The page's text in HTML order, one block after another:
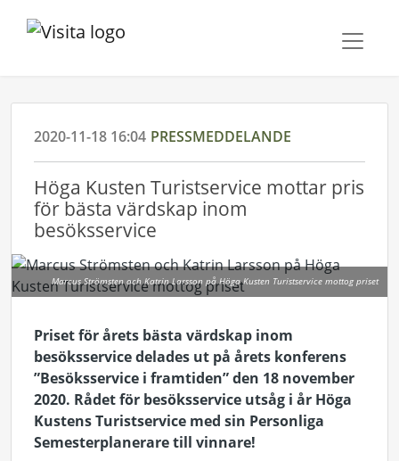
2020-11-18 16:04 PRESSMEDDELANDE
Höga Kusten Turistservice mottar pris
för bästa värdskap inom
besöksservice
Marcus Strömsten och Katrin Larsson på Höga Kusten Turistservice mottog priset
Priset för årets bästa värdskap inom
besöksservice delades ut på årets konferens
”Besöksservice i framtiden” den 18 november
2020. Rådet för besöksservice utsåg i år Höga
Kustens Turistservice med sin Personliga
Semesterplanerare till vinnare!